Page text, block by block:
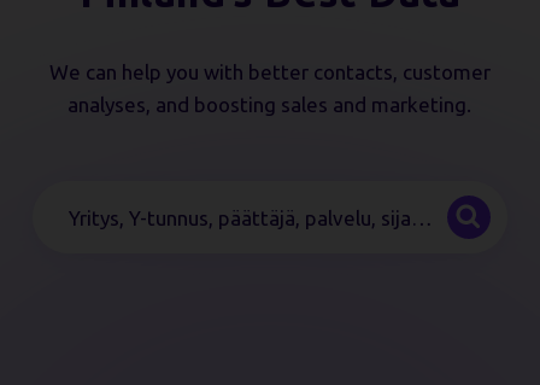
We can help you with better contacts, customer
analyses, and boosting sales and marketing.